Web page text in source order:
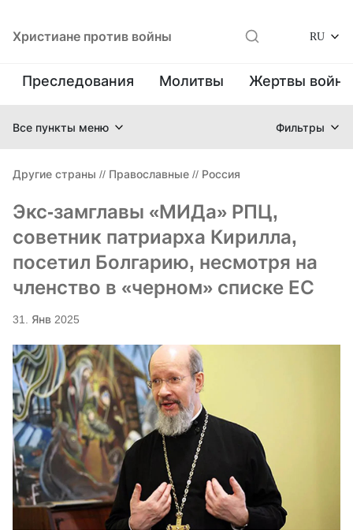
Христиане против войны RU
Преследования Молитвы Жертвы
Все пункты меню Фильтры
Другие страны // Православные // Россия
Экс-замглавы «МИДа» РПЦ,
советник патриарха Кирилла,
посетил Болгарию, несмотря на
членство в «черном» списке ЕС
31. Янв 2025